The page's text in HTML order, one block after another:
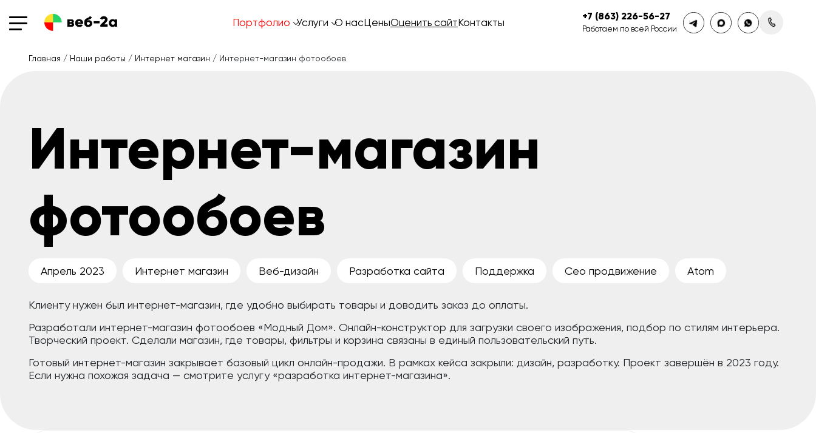
Портфолио Услуги О насЦеныОценить сайтКонтакты +7 (863) 226-56-27
Работаем по всей России
Главная / Наши работы / Интернет магазин / Интернет-магазин фотообоев
Интернет-магазин
фотообоев
Апрель 2023 Интернет магазин Веб-дизайн Разработка сайта Поддержка Сео продвижение Atom
Клиенту нужен был интернет-магазин, где удобно выбирать товары и доводить заказ до оплаты.
Разработали интернет-магазин фотообоев «Модный Дом». Онлайн-конструктор для загрузки своего изображения, подбор по стилям интерьера.
Творческий проект. Сделали магазин, где товары, фильтры и корзина связаны в единый пользовательский путь.
Готовый интернет-магазин закрывает базовый цикл онлайн-продажи. В рамках кейса закрыли: дизайн, разработку. Проект завершён в 2023 году.
Если нужна похожая задача — смотрите услугу «разработка интернет-магазина».